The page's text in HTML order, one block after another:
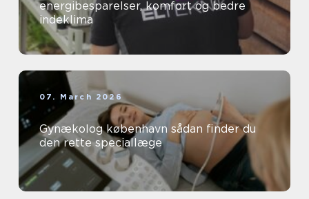
energibesparelser, komfort og bedre
indeklima
07. March 2026
Gynækolog københavn sådan finder du
den rette speciallæge